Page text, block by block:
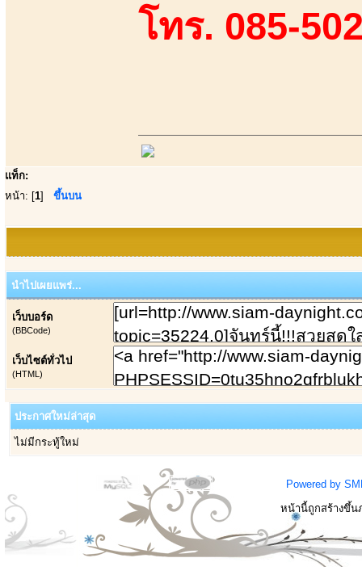
โทร. 085-
แท็ก:
หน้า: [1] ขึ้นบน
นำไปเผยแพร่...
เว็บบอร์ด
(BBCode)
เว็บไซต์ทั่วไป
(HTML)
ประกาศใหม่ล่าสุด
ไม่มีกระทู้ใหม่
Powered by
หน้านี้ถูกสร้างขึ้น